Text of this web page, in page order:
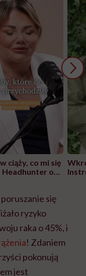
ciąży, co mi się
Headhunter o
się
ryzyko
raka o 45%, i
! Zdaniem
pokonują
jest